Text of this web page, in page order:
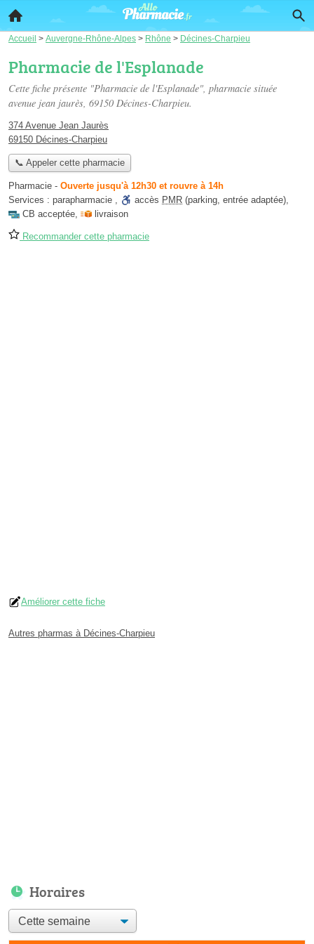
Accueil > Auvergne-Rhône-Alpes > Rhône > Décines-Charpieu
Pharmacie de l'Esplanade
Cette fiche présente "Pharmacie de l'Esplanade", pharmacie située
avenue jean jaurès, 69150 Décines-Charpieu.
374 Avenue Jean Jaurès
69150 Décines-Charpieu
📞 Appeler cette pharmacie
Pharmacie - Ouverte jusqu'à 12h30 et rouvre à 14h
Services : parapharmacie , accès PMR (parking, entrée adaptée),
CB acceptée, livraison
Recommander cette pharmacie
Améliorer cette fiche
Autres pharmas à Décines-Charpieu
Horaires